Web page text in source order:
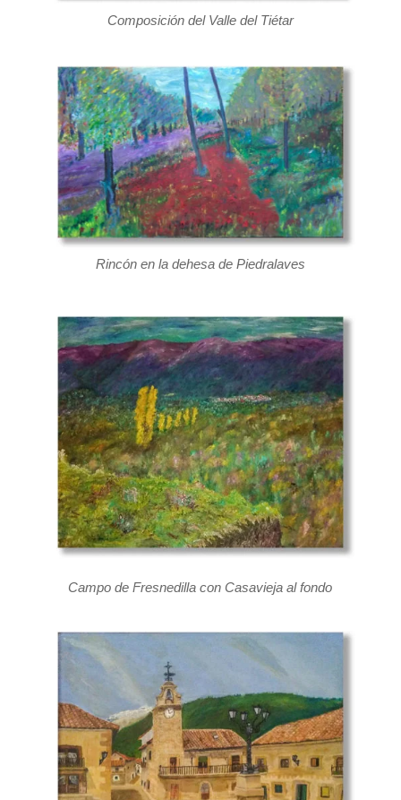
Composición del Valle del Tiétar
Rincón en la dehesa de Piedralaves
Campo de Fresnedilla con Casavieja al fondo